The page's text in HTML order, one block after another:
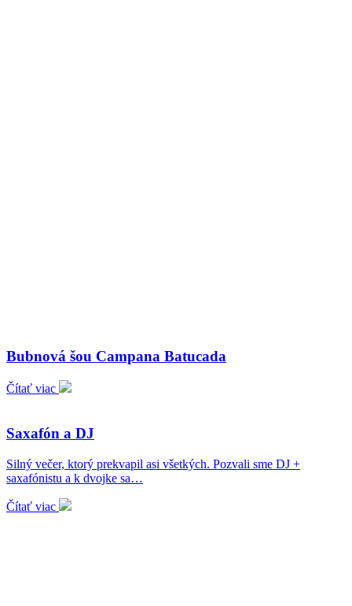
Bubnová šou Campana Batucada
Čítať viac
Saxafón a DJ
Silný večer, ktorý prekvapil asi všetkých. Pozvali sme DJ +
saxafónistu a k dvojke sa…
Čítať viac